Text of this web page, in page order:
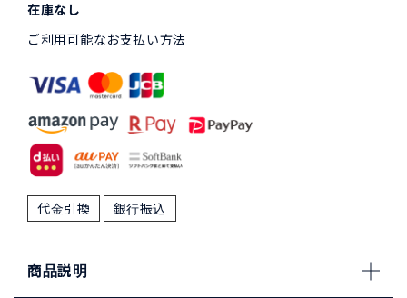
在庫なし
ご利用可能なお支払い方法
代金引換 銀行振込
商品説明